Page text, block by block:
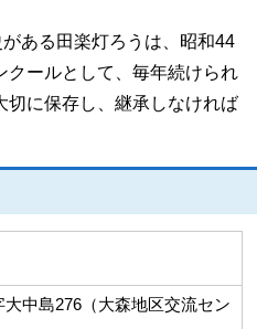
ある田楽灯ろうは、昭和44
クールとして、毎年続けられ
切に保存し、継承しなければ
中島276（大森地区交流セン